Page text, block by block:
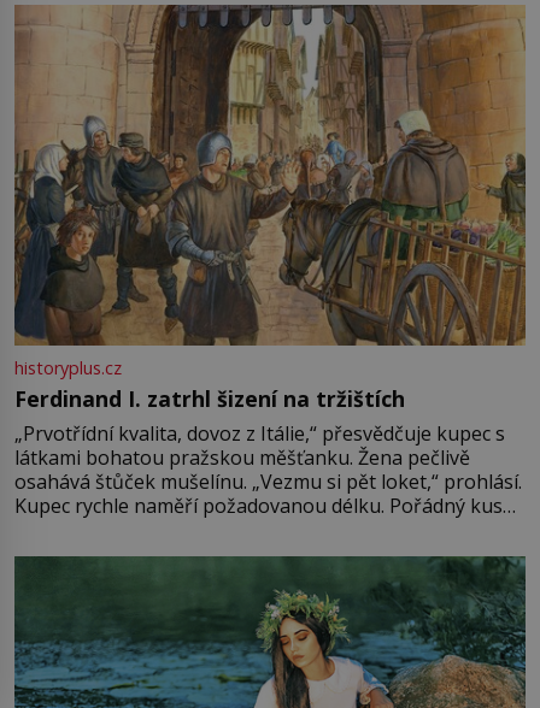
Francie, kde se traduje,
historyplus.cz
Ferdinand I. zatrhl šizení na tržištích
„Prvotřídní kvalita, dovoz z Itálie,“ přesvědčuje kupec s
látkami bohatou pražskou měšťanku. Žena pečlivě
osahává štůček mušelínu. „Vezmu si pět loket,“ prohlásí.
Kupec rychle naměří požadovanou délku. Pořádný kus
milostpaní. Stačí jenom na sukni,“ zhodnotí švadlena
množství růžového mušelínu. „Ošidili vás, podívejte.“
Vezme do ruky dřevěnou